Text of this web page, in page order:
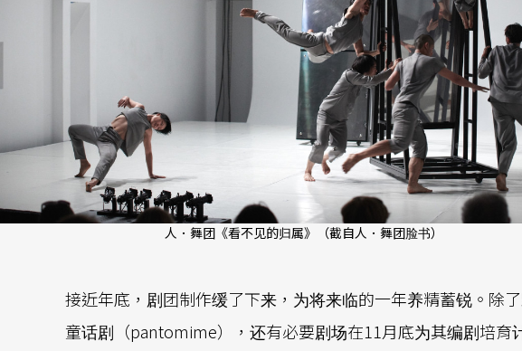
人．舞团《看不见的归属》（截自人．舞团脸书）
接近年底，剧团制作缓了下来，为将来临的一年养精蓄锐。除
童话剧（pantomime），还有必要剧场在11月底为其编剧培